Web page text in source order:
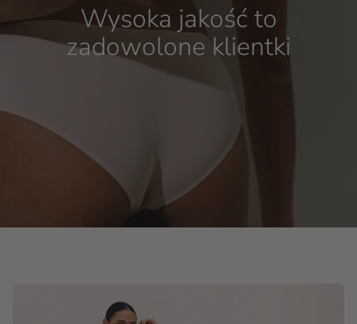
Wysoka jakość to
zadowolone klientki